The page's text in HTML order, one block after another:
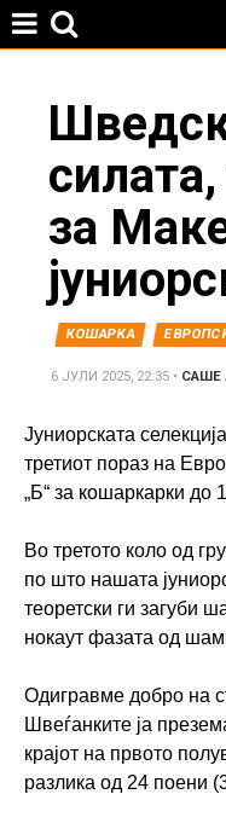
hereза
КОШАРКА
6 ЈУЛИ 2025, 22:35 • САШЕ
Јуниорската
третиот пораз на
„Б“ за кошаркарки до
Во третото коло од
по што нашата
теоретски ги загуби
нокаут фазата од
Одигравме добро на
Швеѓанките ја
крајот на првото
разлика од 24 поени